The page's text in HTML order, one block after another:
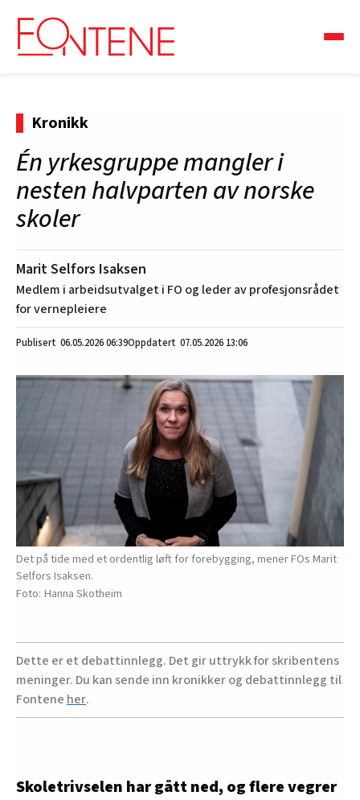
Kronikk
Én yrkesgruppe mangler i
nesten halvparten av norske
skoler
Marit Selfors Isaksen
Medlem i arbeidsutvalget i FO og leder av profesjonsrådet
for vernepleiere
06.05.202606:39 07.05.2026 13:06
Det på tide med et ordentlig løft for forebygging, mener FOs Marit
Selfors Isaksen.
Hanna Skotheim
Dette er et debattinnlegg. Det gir uttrykk for skribentens
meninger. Du kan sende inn kronikker og debattinnlegg til
Fonteneher.
Skoletrivselen har gått ned, og flere vegrer